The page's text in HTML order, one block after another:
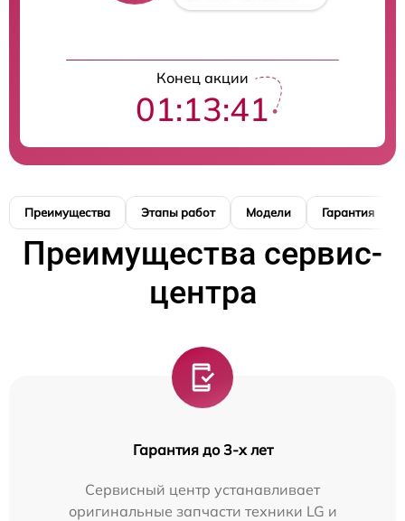
Конец акции
01:13:40
Преимущества Этапы работ Модели Гарантия
Преимущества сервис-
центра
Гарантия до 3-х лет
Сервисный центр устанавливает
оригинальные запчасти техники LG и